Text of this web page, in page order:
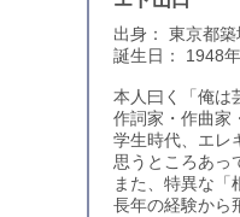
出身： 東京都築
誕生日： 1948
本人曰く「俺は
作詞家・作曲家
学生時代、エレ
思うところあっ
また、特異な「
長年の経験から